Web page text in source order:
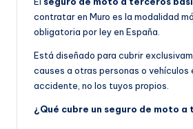
contratar en Muro es la modalidad
obligatoria por ley en España.
Está diseñado para cubrir
causes a otras personas o vehículos
accidente, no los tuyos propios.
¿Qué cubre un seguro de moto